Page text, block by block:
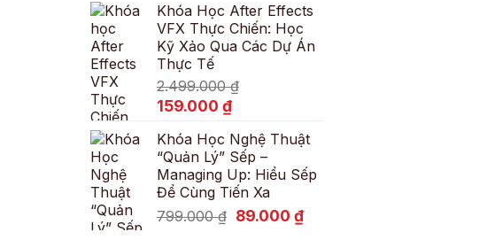
là:
600.000 ₫.
tại
là:
89.000 ₫.
Khóa Học After Effects
VFX Thực Chiến: Học
Kỹ Xảo Qua Các Dự Án
Thực Tế
2.499.000₫
Giá
là:
2.499.000 ₫.
159.000 ₫Giá
tại
là:
159.000 ₫.
Khóa Học Nghệ Thuật
“Quản Lý” Sếp –
Managing Up: Hiểu Sếp
Để Cùng Tiến Xa
799.000₫ Giá
89.000 ₫Giá